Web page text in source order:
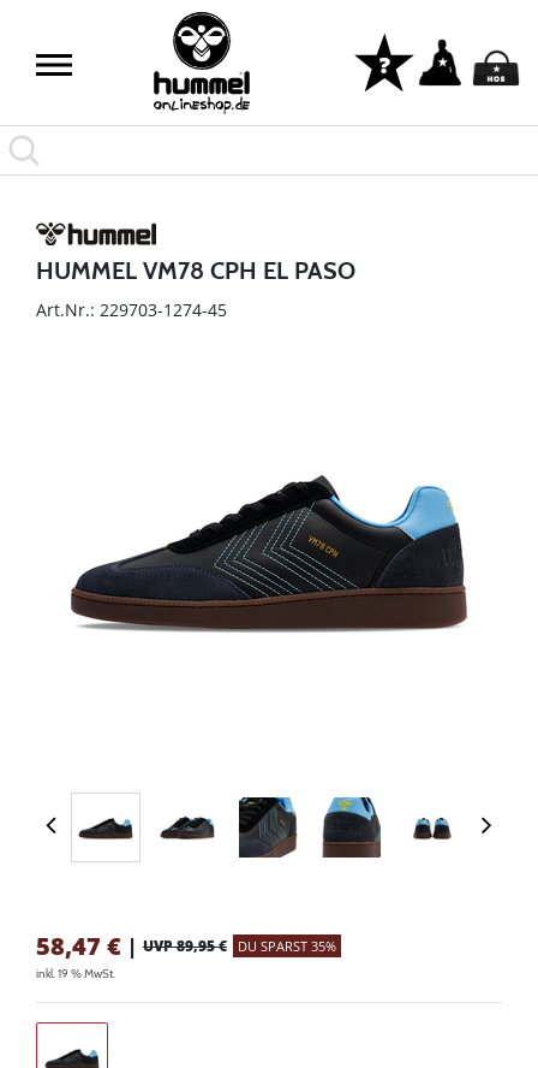
HUMMEL VM78 CPH EL PASO
Art.Nr.: 229703-1274-45
58,47 € | UVP 89,95 € DU SPARST 35%
inkl. 19 % MwSt.